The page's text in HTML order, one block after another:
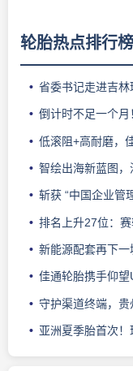
轮胎热点排行榜
省委书记走进吉
倒计时不足一个月
低滚阻+高耐磨，
智绘出海新蓝图
斩获 “中国企业管
排名上升27位：赛
新能源配套再下
佳通轮胎携手仰望
守护渠道终端，贵
亚洲夏季胎首次